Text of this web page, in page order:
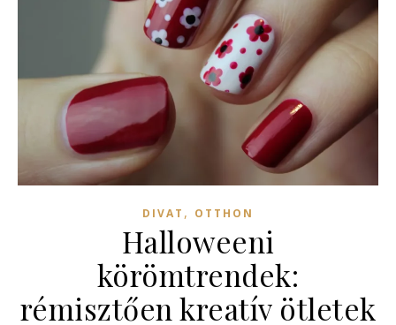
DIVAT , OTTHON
Halloweeni
körömtrendek:
rémisztően kreatív ötletek